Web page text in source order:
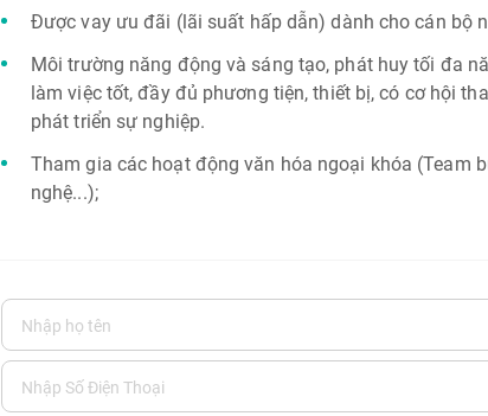
Được vay ưu đãi (lãi suất hấp dẫn) dành cho cán bộ
Môi trường năng động và sáng tạo, phát huy tối đa
làm việc tốt, đầy đủ phương tiện, thiết bị, có cơ hội
phát triển sự nghiệp.
Tham gia các hoạt động văn hóa ngoại khóa (Team
nghệ...);